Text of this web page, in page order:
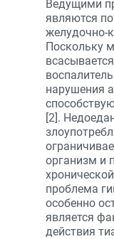
Ведущими
являются
желудочно-
Поскольку
нарушения
[2].
организм и
проблема
особенно
является
действия